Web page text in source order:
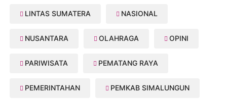
LINTAS SUMATERA NASIONAL
NUSANTARA OLAHRAGA OPINI
PARIWISATA PEMATANG RAYA
PEMERINTAHAN PEMKAB SIMALUNGUN